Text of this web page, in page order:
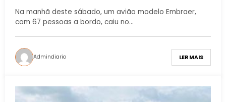
Na manhã deste sábado, um avião modelo Embraer,
com 67 pessoas a bordo, caiu no…
Admindiario LER MAIS